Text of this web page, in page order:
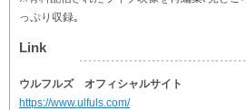
っぷり収録｡
Link
ウルフルズ オフィシャルサイト
https://www.ulfuls.com/